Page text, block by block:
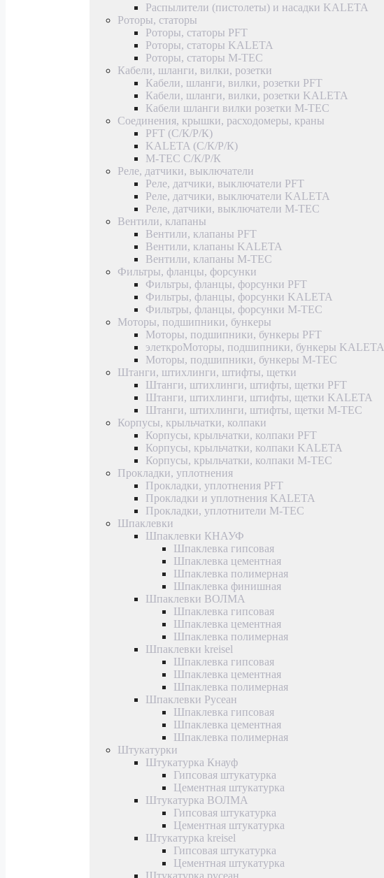
Распылители (пистолеты) и насадки KALETA
Роторы, статоры
Роторы, статоры PFT
Роторы, статоры KALETA
Роторы, статоры M-TEC
Кабели, шланги, вилки, розетки
Кабели, шланги, вилки, розетки PFT
Кабели, шланги, вилки, розетки KALETA
Кабели шланги вилки розетки M-TEC
Соединения, крышки, расходомеры, краны
PFT (С/К/Р/К)
KALETA (С/К/Р/К)
M-TEC С/К/Р/К
Реле, датчики, выключатели
Реле, датчики, выключатели PFT
Реле, датчики, выключатели KALETA
Реле, датчики, выключатели M-TEC
Вентили, клапаны
Вентили, клапаны PFT
Вентили, клапаны KALETA
Вентили, клапаны M-TEC
Фильтры, фланцы, форсунки
Фильтры, фланцы, форсунки PFT
Фильтры, фланцы, форсунки KALETA
Фильтры, фланцы, форсунки M-TEC
Моторы, подшипники, бункеры
Моторы, подшипники, бункеры PFT
элеткроМоторы, подшипники, бункеры KALETA
Моторы, подшипники, бункеры M-TEC
Штанги, штихлинги, штифты, щетки
Штанги, штихлинги, штифты, щетки PFT
Штанги, штихлинги, штифты, щетки KALETA
Штанги, штихлинги, штифты, щетки M-TEC
Корпусы, крыльчатки, колпаки
Корпусы, крыльчатки, колпаки PFT
Корпусы, крыльчатки, колпаки KALETA
Корпусы, крыльчатки, колпаки M-TEC
Прокладки, уплотнения
Прокладки, уплотнения PFT
Прокладки и уплотнения KALETA
Прокладки, уплотнители M-TEC
Шпаклевки
Шпаклевки КНАУФ
Шпаклевка гипсовая
Шпаклевка цементная
Шпаклевка полимерная
Шпаклевка финишная
Шпаклевки ВОЛМА
Шпаклевка гипсовая
Шпаклевка цементная
Шпаклевка полимерная
Шпаклевки kreisel
Шпаклевка гипсовая
Шпаклевка цементная
Шпаклевка полимерная
Шпаклевки Русеан
Шпаклевка гипсовая
Шпаклевка цементная
Шпаклевка полимерная
Штукатурки
Штукатурка Кнауф
Гипсовая штукатурка
Цементная штукатурка
Штукатурка ВОЛМА
Гипсовая штукатурка
Цементная штукатурка
Штукатурка kreisel
Гипсовая штукатурка
Цементная штукатурка
Штукатурка русеан